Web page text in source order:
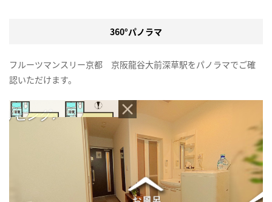
360°パノラマ
フルーツマンスリー京都 京阪龍谷大前深草駅をパノラマでご確
認いただけます。